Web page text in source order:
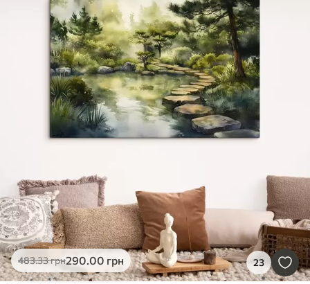
483.33грн290.00 грн 23